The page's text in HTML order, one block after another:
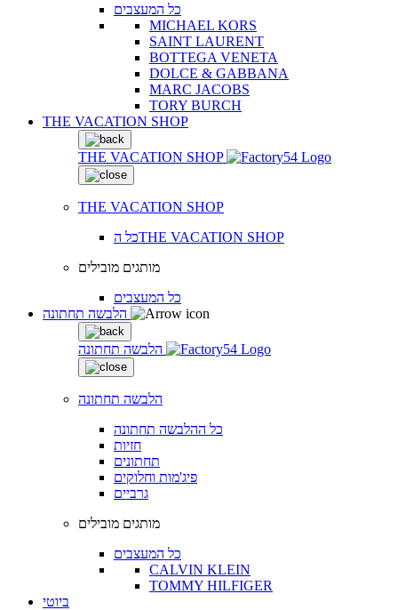
כל המעצבים
MICHAEL KORS
SAINT LAURENT
BOTTEGA VENETA
DOLCE & GABBANA
MARC JACOBS
TORY BURCH
THE VACATION SHOP
THE VACATION SHOP
THE VACATION SHOP
כל הTHE VACATION SHOP
מותגים מובילים
כל המעצבים
הלבשה תחתונה
הלבשה תחתונה
כל ההלבשה תחתונה
חזיות
תחתונים
פיג'מות וחלוקים
גרביים
מותגים מובילים
כל המעצבים
CALVIN KLEIN
TOMMY HILFIGER
ביוטי